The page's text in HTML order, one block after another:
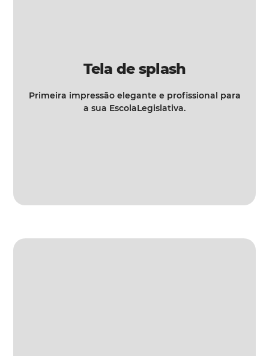
Tela de splash
Primeira impressão elegante e profissional para
a sua EscolaLegislativa.